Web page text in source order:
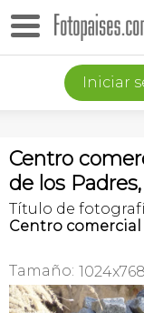
Iniciar
Centro
de los
Título de
Centro
Tamaño: 1024x768